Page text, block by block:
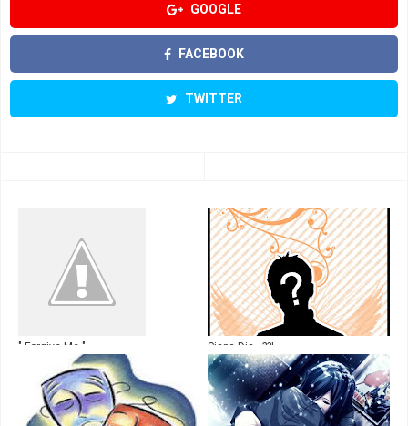
GOOGLE
FACEBOOK
TWITTER
" Forgive Me " Siapa Dia...??!